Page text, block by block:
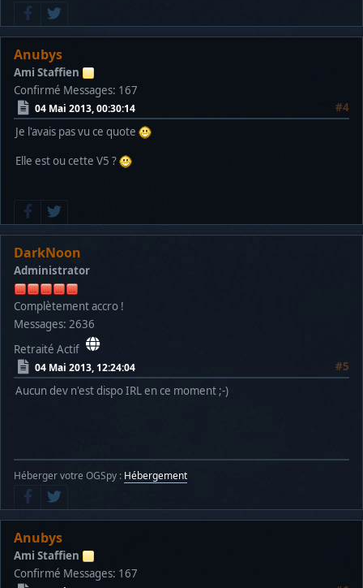
Anubys
Ami Staffien
Confirmé Messages: 167
04 Mai 2013, 00:30:14
#4
Je l'avais pas vu ce quote
Elle est ou cette V5 ?
DarkNoon
Administrator
Complètement accro !
Messages: 2636
Retraité Actif
04 Mai 2013, 12:24:04
#5
Aucun dev n'est dispo IRL en ce moment ;-)
Héberger votre OGSpy : Hébergement
Anubys
Ami Staffien
Confirmé Messages: 167